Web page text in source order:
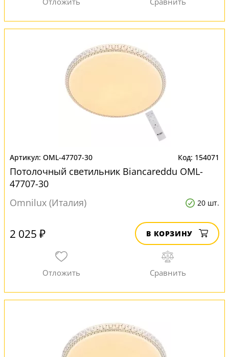
OML-47707-30 154071
Потолочный светильник Biancareddu OML-
47707-30
Omnilux (Италия)
20 шт.
2 025 ₽ В КОРЗИНУ